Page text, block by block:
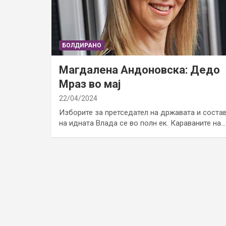
БОЛДИРАНО
Магдалена Андоновска: Дедо
Мраз во мај
22/04/2024
Изборите за претседател на државата и
на идната Влада се во полн ек. Караваните на…